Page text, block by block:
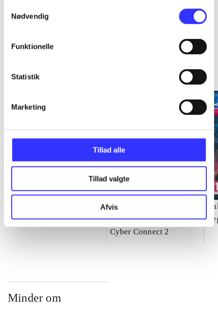
Nødvendig
Funktionelle
Statistik
Marketing
Tillad alle
Tillad valgte
AfvisNaruto Shippuden -
ultimate ninja storm 4
Cyber Connect 2
Minder om